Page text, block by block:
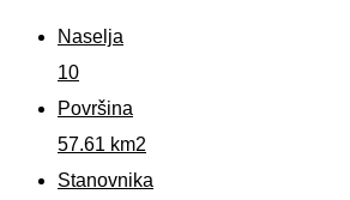
Naselja
10
Površina
57.61 km2
Stanovnika